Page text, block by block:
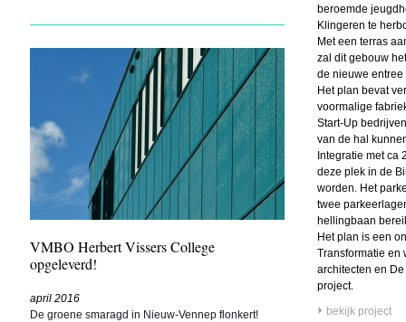
VMBO Herbert Vissers College
opgeleverd!
april 2016
De groene smaragd in Nieuw-Vennep flonkert!
beroemde
Klingeren te
Met een terras
zal dit gebouw
de nieuwe entree
Het plan bevat
voormalige
Start-Up
van de hal
Integratie met ca
deze plek in de
worden. Het
twee
hellingbaan
Het plan is een
Transformatie en
architecten en
project.
bekijk project